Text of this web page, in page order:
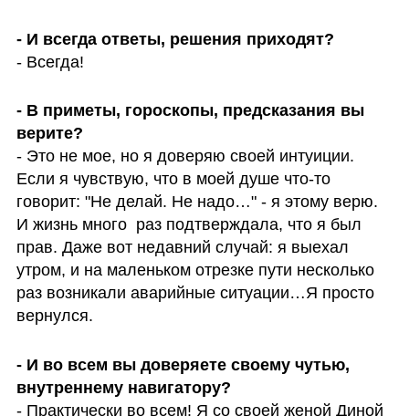
- Всегда!
- В приметы, гороскопы, предсказания вы
- Это не мое, но я доверяю своей интуиции.
Если я чувствую, что в моей душе что-то
говорит: "Не делай. Не надо…" - я этому верю.
И жизнь много  раз подтверждала, что я был
прав. Даже вот недавний случай: я выехал
утром, и на маленьком отрезке пути несколько
раз возникали аварийные ситуации…Я просто
вернулся.
- И во всем вы доверяете своему чутью,
- Практически во всем! Я со своей женой Диной